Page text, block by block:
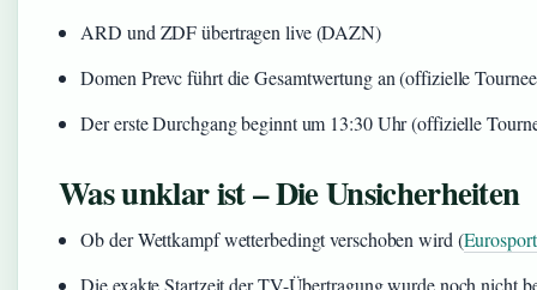
ARD und ZDF übertragen live (DAZN)
Domen Prevc führt die Gesamtwertung an (offizielle
Der erste Durchgang beginnt um 13:30 Uhr (offizielle
Was unklar ist – Die Unsicherheiten
Ob der Wettkampf wetterbedingt verschoben wird (
Die exakte Startzeit der TV-Übertragung wurde noch nicht